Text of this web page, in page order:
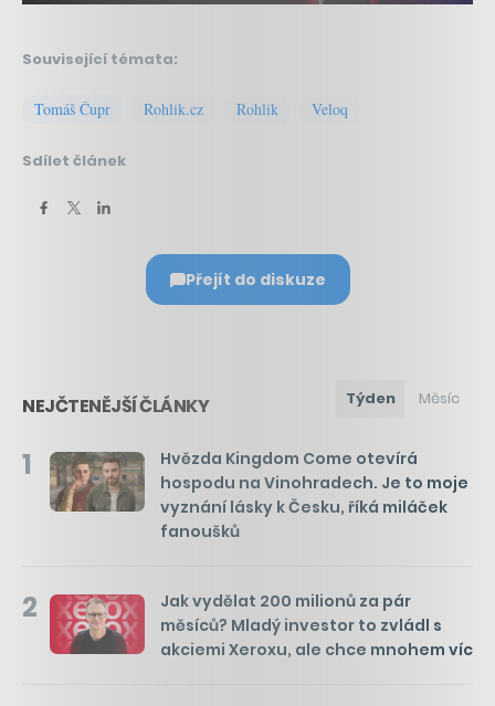
Související témata:
Tomáš Čupr Rohlik.cz Rohlik Veloq
Sdílet článek
Přejít do diskuze
NEJČTENĚJŠÍ ČLÁNKY Týden Měsíc
1
Hvězda Kingdom Come otevírá
hospodu na Vinohradech. Je to moje
vyznání lásky k Česku, říká miláček
fanoušků
2
Jak vydělat 200 milionů za pár
měsíců? Mladý investor to zvládl s
akciemi Xeroxu, ale chce mnohem víc